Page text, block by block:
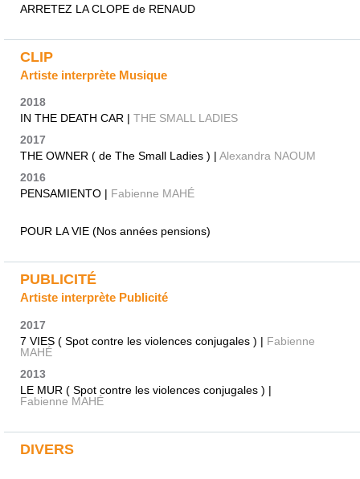
ARRETEZ LA CLOPE de RENAUD
CLIP
Artiste interprète Musique
2018
IN THE DEATH CAR | THE SMALL LADIES
2017
THE OWNER ( de The Small Ladies ) | Alexandra NAOUM
2016
PENSAMIENTO | Fabienne MAHÉ
POUR LA VIE (Nos années pensions)
PUBLICITÉ
Artiste interprète Publicité
2017
7 VIES ( Spot contre les violences conjugales ) | Fabienne
MAHÉ
2013
LE MUR ( Spot contre les violences conjugales ) |
Fabienne MAHÉ
DIVERS